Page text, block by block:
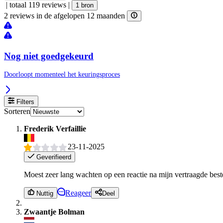
| totaal 119 reviews | 1 bron
2 reviews in de afgelopen 12 maanden
Nog niet goedgekeurd
Doorloopt momenteel het keuringsproces
Filters
Sorteren
Frederik Verfaillie
23-11-2025
Geverifieerd
Moest zeer lang wachten op een reactie na mijn vertraagde
Nuttig Reageer Deel
Zwaantje Bolman